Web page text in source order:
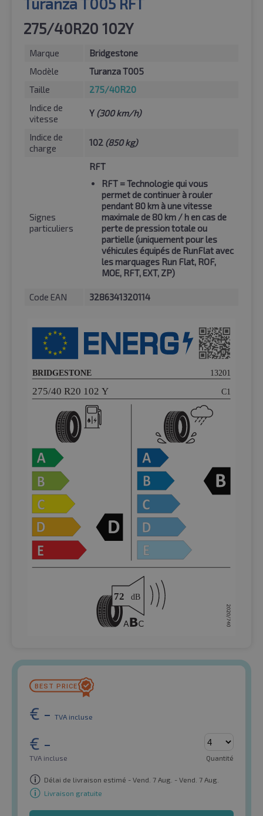
Turanza T005 RFT
275/40R20 102Y
Marque
Bridgestone
Modèle
Turanza T005
Taille
275/40R20
Indice de
vitesse
Y (300 km/h)
Indice de
charge
102 (850 kg)
Signes
particuliers
RFT
RFT = Technologie qui vous
permet de continuer à rouler
pendant 80 km à une vitesse
maximale de 80 km / h en cas de
perte de pression totale ou
partielle (uniquement pour les
véhicules équipés de RunFlat avec
les marquages Run Flat, ROF,
MOE, RFT, EXT, ZP)
Code EAN 3286341320114
€ - TVA incluse
€ -
TVA incluse Quantité
Délai de livraison estimé - Vend. 7 Aug. - Vend. 7 Aug.
Livraison gratuite